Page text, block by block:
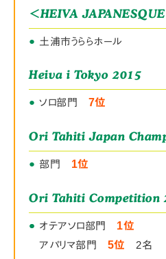
＜HEIVA
● 土浦市うららホール
Heiva i Tokyo 2015
● ソロ部門 7位
Ori Tahiti Japan
● 部門 1位
Ori Tahiti Competition
● オテアソロ部門 1位
●
アパリマ部門 5位 2名